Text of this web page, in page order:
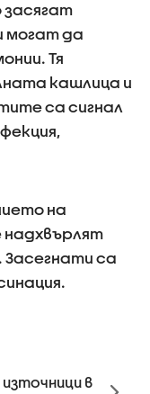
засягат
могат да
Тя
кашлица и
са сигнал
на
надхвърлят
Засегнати са
в